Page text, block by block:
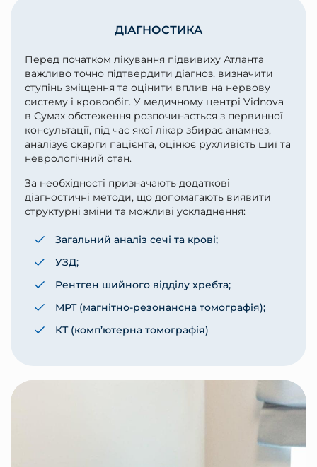
ДІАГНОСТИКА
Перед початком лікування підвивиху Атланта
важливо точно підтвердити діагноз, визначити
ступінь зміщення та оцінити вплив на нервову
систему і кровообіг. У медичному центрі Vidnova
в Сумах обстеження розпочинається з первинної
консультації, під час якої лікар збирає анамнез,
аналізує скарги пацієнта, оцінює рухливість шиї та
неврологічний стан.
За необхідності призначають додаткові
діагностичні методи, що допомагають виявити
структурні зміни та можливі ускладнення:
Загальний аналіз сечі та крові;
УЗД;
Рентген шийного відділу хребта;
МРТ (магнітно-резонансна томографія);
КТ (комп’ютерна томографія)